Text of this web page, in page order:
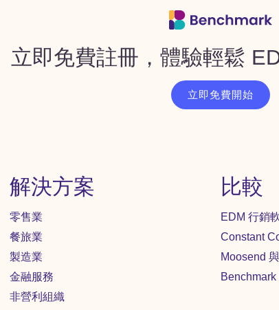
立即免費註冊，體驗輕鬆
立即免費開始
解決方案
零售業
餐旅業
製造業
金融服務
非營利組織
比較
EDM 行銷
Constant
Moosend